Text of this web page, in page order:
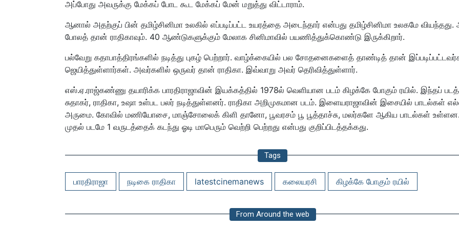
அப்போது அவருக்கு மேக்கப் போட கூட மேக்கப் மேன் மறுத்து விட்டாராம்.
ஆனால் அதற்குப் பின் தமிழ்சினிமா உலகில் எப்படிப்பட்ட உயரத்தை அடைந்தார் என்பது தமிழ்சினிமா உலகமே
போலத் தான் ராதிகாவும். 40 ஆண்டுகளுக்கும் மேலாக சினிமாவில் பயணித்துக்கொண்டு இருக்கிறார்.
பல்வேறு கதாபாத்திரங்களில் நடித்து புகழ் பெற்றார். வாழ்க்கையில் பல சோதனைகளைத் தாண்டித் தான்
ஜெயித்துள்ளார்கள். அவர்களில் ஒருவர் தான் ராதிகா. இவ்வாறு அவர் தெரிவித்துள்ளார்.
எஸ்.ஏ.ராஜ்கண்ணு தயாரிக்க பாரதிராஜாவின் இயக்கத்தில் 1978ல் வெளியான படம் கிழக்கே போகும் ரயில். இந்தப்
சுதாகர், ராதிகா, உஷா உள்பட பலர் நடித்துள்ளனர். ராதிகா அறிமுகமான படம். இளையராஜாவின் இசையில் பாடல்கள்
அருமை. கோவில் மணியோசை, மாஞ்சோலைக் கிளி தானோ, பூவரசம் பூ பூத்தாச்சு, மலர்களே ஆகிய பாடல்கள் உள்ளன.
முதல் படமே 1 வருடத்தைக் கடந்து ஓடி மாபெரும் வெற்றி பெற்றது என்பது குறிப்பிடத்தக்கது.
Tags
பாரதிராஜா நடிகை ராதிகா latestcinemanews கலையரசி கிழக்கே போகும் ரயில்
From Around the web